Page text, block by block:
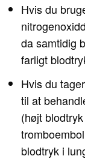
Hvis du
da samtidig
farligt
Hvis du
til at
(højt
blodtryk i